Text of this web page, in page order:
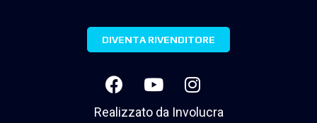
DIVENTA RIVENDITORE
Realizzato da Involucra